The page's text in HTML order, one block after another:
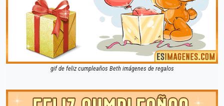
gif de feliz cumpleaños Beth imágenes de regalos